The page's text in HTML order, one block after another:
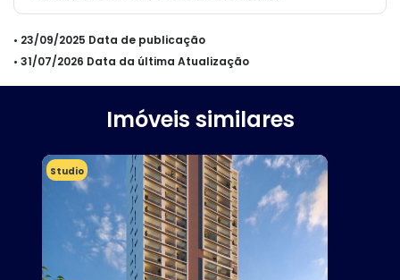
• 23/09/2025 Data de publicação
• 31/07/2026 Data da última Atualização
Imóveis similares
Studio